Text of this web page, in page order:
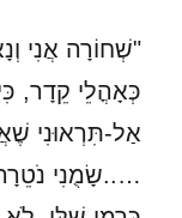
"שְׁחוֹרָה אֲנִי
כְּאָהֳלֵי קֵדָר,
אַל-תִּרְאוּנִי
…..שָׂמֻנִי